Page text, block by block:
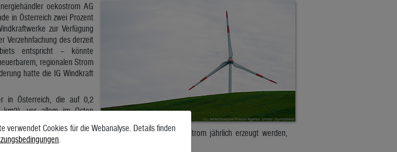
oekostrom AG
in Österreich zwei Prozent
zur Verfügung
Verzehnfachung des derzeit
entspricht – könnte
regionalen Strom
hatte die IG Windkraft
in Österreich, die auf 0,2
km2), vor allem im Osten
Wenn die Anzahl
– Windräder erhöht würde, könnten 83 TWh Strom jährlich erzeugt werden,
schon die IG Windkraft.
verwendet Cookies für die Webanalyse. Details finden